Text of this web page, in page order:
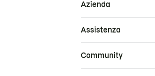
Azienda
Assistenza
Community